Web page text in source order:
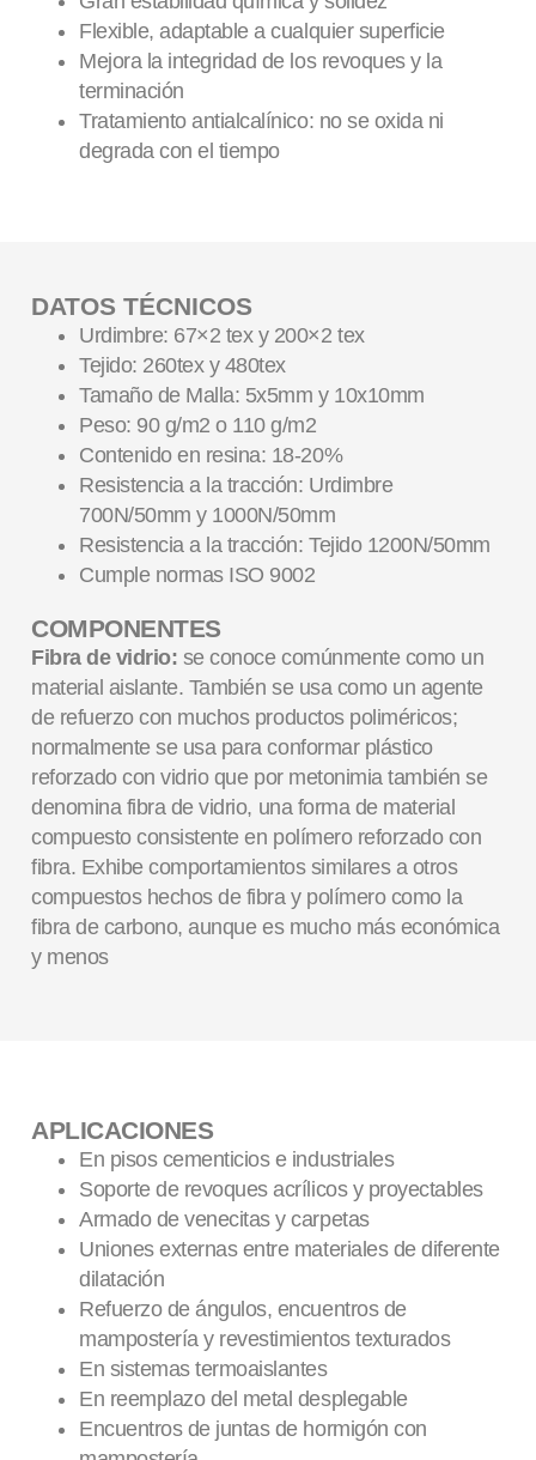
Flexible, adaptable a cualquier superficie
Mejora la integridad de los revoques y la
terminación
Tratamiento antialcalínico: no se oxida ni
degrada con el tiempo
DATOS TÉCNICOS
Urdimbre: 67×2 tex y 200×2 tex
Tejido: 260tex y 480tex
Tamaño de Malla: 5x5mm y 10x10mm
Peso: 90 g/m2 o 110 g/m2
Contenido en resina: 18-20%
Resistencia a la tracción: Urdimbre
700N/50mm y 1000N/50mm
Resistencia a la tracción: Tejido 1200N/50mm
Cumple normas ISO 9002
COMPONENTES
Fibra de vidrio: se conoce comúnmente como un
material aislante. También se usa como un agente
de refuerzo con muchos productos poliméricos;
normalmente se usa para conformar plástico
reforzado con vidrio que por metonimia también se
denomina fibra de vidrio, una forma de material
compuesto consistente en polímero reforzado con
fibra. Exhibe comportamientos similares a otros
compuestos hechos de fibra y polímero como la
fibra de carbono, aunque es mucho más económica
y menos
APLICACIONES
En pisos cementicios e industriales
Soporte de revoques acrílicos y proyectables
Armado de venecitas y carpetas
Uniones externas entre materiales de diferente
dilatación
Refuerzo de ángulos, encuentros de
mampostería y revestimientos texturados
En sistemas termoaislantes
En reemplazo del metal desplegable
Encuentros de juntas de hormigón con